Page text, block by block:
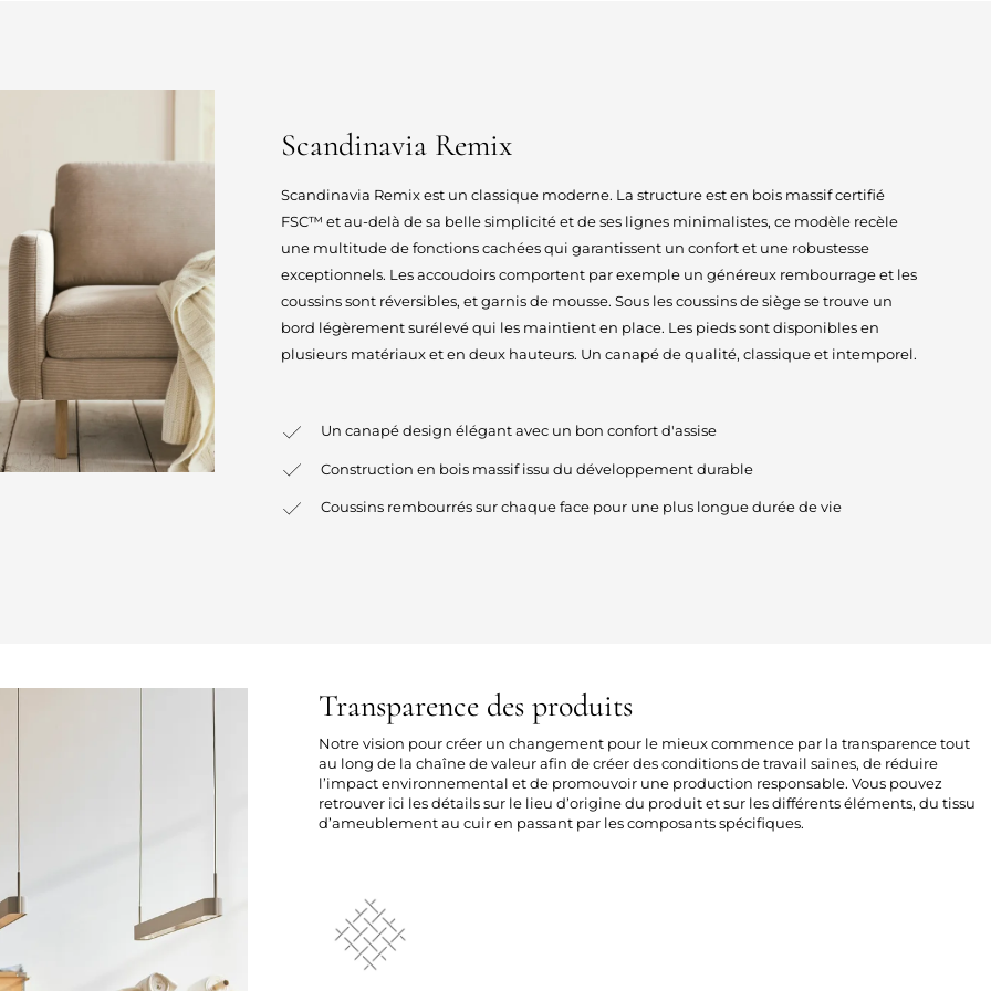
Scandinavia Remix
Scandinavia Remix est un classique moderne. La structure est en bois massif certifié
FSC™ et au-delà de sa belle simplicité et de ses lignes minimalistes, ce modèle recèle
une multitude de fonctions cachées qui garantissent un confort et une robustesse
exceptionnels. Les accoudoirs comportent par exemple un généreux rembourrage et les
coussins sont réversibles, et garnis de mousse. Sous les coussins de siège se trouve un
bord légèrement surélevé qui les maintient en place. Les pieds sont disponibles en
plusieurs matériaux et en deux hauteurs. Un canapé de qualité, classique et intemporel.
Un canapé design élégant avec un bon confort d'assise
Construction en bois massif issu du développement durable
Coussins rembourrés sur chaque face pour une plus longue durée de vie
Transparence des produits
Notre vision pour créer un changement pour le mieux commence par la transparence tout
au long de la chaîne de valeur afin de créer des conditions de travail saines, de réduire
l’impact environnemental et de promouvoir une production responsable. Vous pouvez
retrouver ici les détails sur le lieu d’origine du produit et sur les différents éléments, du tissu
d’ameublement au cuir en passant par les composants spécifiques.